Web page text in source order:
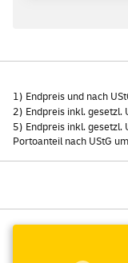
1) Endpreis und nach
2) Endpreis inkl. gesetzl.
5) Endpreis inkl. gesetzl.
Portoanteil nach UStG